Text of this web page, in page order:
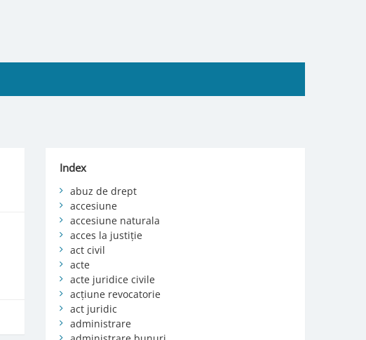
Index
abuz de drept
accesiune
accesiune naturala
acces la justiție
act civil
acte
acte juridice civile
acțiune revocatorie
act juridic
administrare